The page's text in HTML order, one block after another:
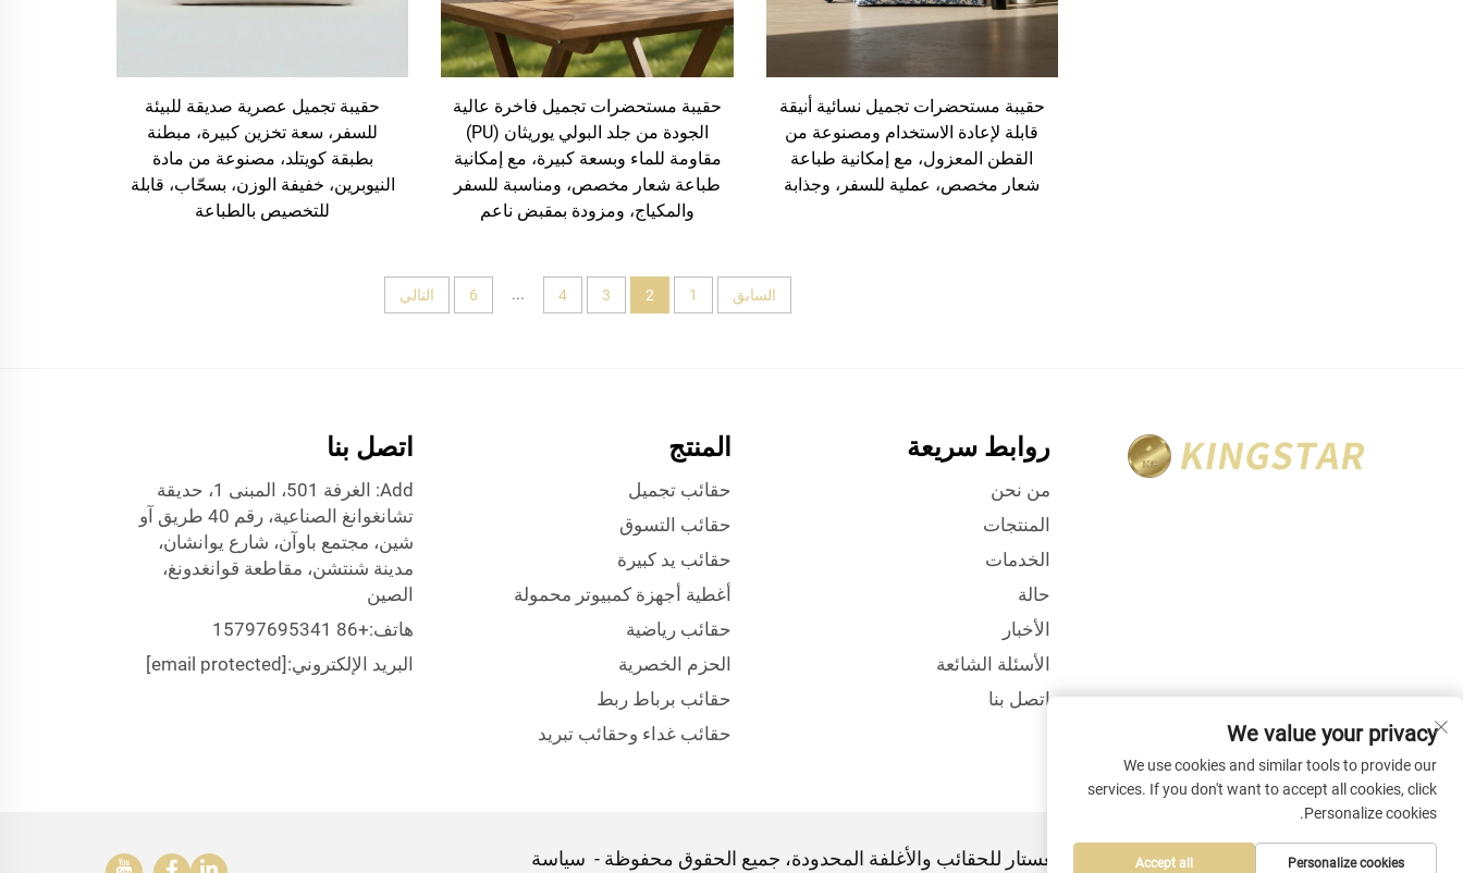
حقيبة مستحضرات تجميل نسائية أنيقة
قابلة لإعادة الاستخدام ومصنوعة من
القطن المعزول، مع إمكانية طباعة
شعار مخصص، عملية للسفر، وجذابة
حقيبة مستحضرات تجميل فاخرة عالية
الجودة من جلد البولي يوريثان (PU)
مقاومة للماء وبسعة كبيرة، مع إمكانية
طباعة شعار مخصص، ومناسبة للسفر
والمكياج، ومزودة بمقبض ناعم
حقيبة تجميل عصرية صديقة للبيئة
للسفر، سعة تخزين كبيرة، مبطنة
بطبقة كويتلد، مصنوعة من مادة
النيوبرين، خفيفة الوزن، بسحّاب، قابلة
للتخصيص بالطباعة
السابق 1
2
3
4
...
6 التالي
روابط سريعة
من نحن
المنتجات
الخدمات
حالة
الأخبار
الأسئلة الشائعة
اتصل بنا
المنتج
حقائب تجميل
حقائب التسوق
حقائب يد كبيرة
أغطية أجهزة كمبيوتر محمولة
حقائب رياضية
الحزم الخصرية
حقائب برباط ربط
حقائب غداء وحقائب تبريد
اتصل بنا
Add: الغرفة 501، المبنى 1، حديقة
تشانغوانغ الصناعية، رقم 40 طريق آو
شين، مجتمع باوآن، شارع يوانشان،
مدينة شنتشن، مقاطعة قوانغدونغ،
الصين
هاتف:+86 15797695341
البريد الإلكتروني: [email protected]
حقوق الطبع والنشر © شركة شنتشن كينغستار للحقائب والأغلفة المحدودة، جميع الحقوق محفوظة - سياسة
We value your privacy
We use cookies and similar tools to provide our
services. If you don't want to accept all cookies, click
Personalize cookies.
Personalize cookies
Accept all